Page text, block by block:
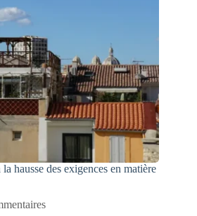
hausse des exigences en matière